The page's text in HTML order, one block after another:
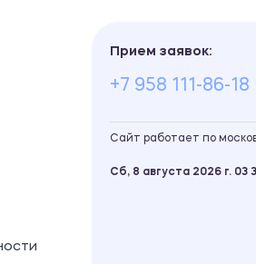
Прием заявок:
+7 958 111-86-18
Сайт работает по
Сб, 8 августа 2026 г. 03